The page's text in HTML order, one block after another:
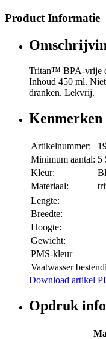
Product Informatie
Tritan™ BPA-vrije
Inhoud 450 ml.
dranken. Lekvrij.
Kenmerken
Artikelnummer:
Minimum aantal: 5
Kleur:
Materiaal:
Lengte:
Breedte:
Hoogte:
Gewicht:
PMS-kleur
Vaatwasser
Download artikel
Opdruk